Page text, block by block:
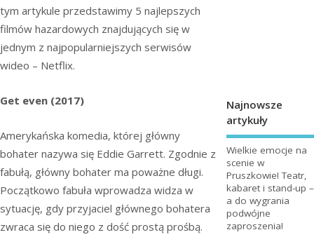
tym artykule przedstawimy 5 najlepszych
filmów hazardowych znajdujących się w
jednym z najpopularniejszych serwisów
wideo – Netflix.
Get even (2017)
Amerykańska komedia, której główny
bohater nazywa się Eddie Garrett. Zgodnie z
fabułą, główny bohater ma poważne długi.
Początkowo fabuła wprowadza widza w
sytuację, gdy przyjaciel głównego bohatera
zwraca się do niego z dość prostą prośbą.
Najnowsze
artykuły
Wielkie emocje na
scenie w
Pruszkowie! Teatr,
kabaret i stand-up –
a do wygrania
podwójne
zaproszenia!